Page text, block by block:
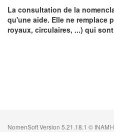
La consultation de la
qu'une aide. Elle ne remplace
royaux, circulaires, ...) qui
NomenSoft Version 5.21.18.1 ©